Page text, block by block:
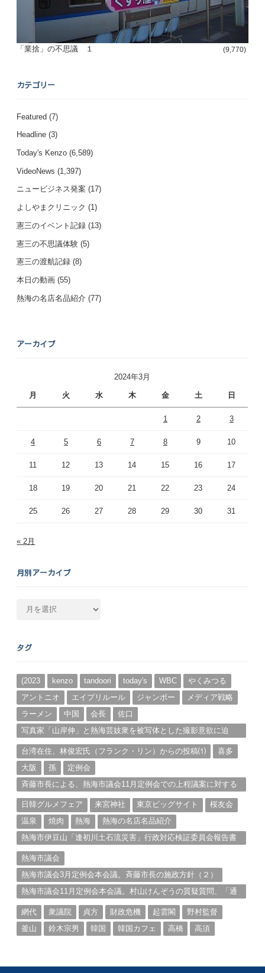
「業捨」の不思議 １ (9,770)
カテゴリー
Featured (7)
Headline (3)
Today's Kenzo (6,589)
VideoNews (1,397)
ニュービジネス発案 (17)
よしやまクリニック (1)
憲三のイベント記録 (13)
憲三の不思議体験 (5)
憲三の渡航記録 (8)
本日の動画 (55)
熱海の名店名品紹介 (77)
アーカイブ
2024年3月
月 火 水 木 金 土 日
1 2 3
4 5 6 7 8 9 10
11 12 13 14 15 16 17
18 19 20 21 22 23 24
25 26 27 28 29 30 31
« 2月
月別アーカイブ
カ
ブ
タグ
(2023 kenzo tandoori today's WBC
やくみつる
アントニオ
エイプリルール ジャンボー
メディア戦略
ラーメン
中国 会長
佐口
写真家「山岸伸」と熱海芸妓衆を被写体とした撮影意欲に迫
台湾在住、林俊宏氏（フランク・リン）からの投稿⑴
喜多
大阪
孫
定例会
斉藤市長による、熱海市議会11月定例会での上程議案に対する
日韓グルメフェア
来宮神社 東京ビッグサイト
桜友会
温泉
焼肉 熱海
熱海の名店名品紹介
熱海市伊豆山「逢初川土石流災害」行政対応検証委員会報告書
熱海市議会
熱海市議会3月定例会本会議。斉藤市長の施政方針（２）
熱海市議会11月定例会本会議。村山けんぞうの質疑質問、「通
網代
衆議院 貞方 財政危機 起雲閣
野村監督
釜山
鈴木宗男 韓国 韓国カフェ 高橋 高須